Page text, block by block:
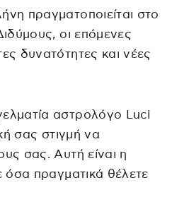
πραγματοποιείται στο
οι επόμενες
δυνατότητες και νέες
αστρολόγο Luci
σας στιγμή να
σας. Αυτή είναι η
όσα πραγματικά θέλετε